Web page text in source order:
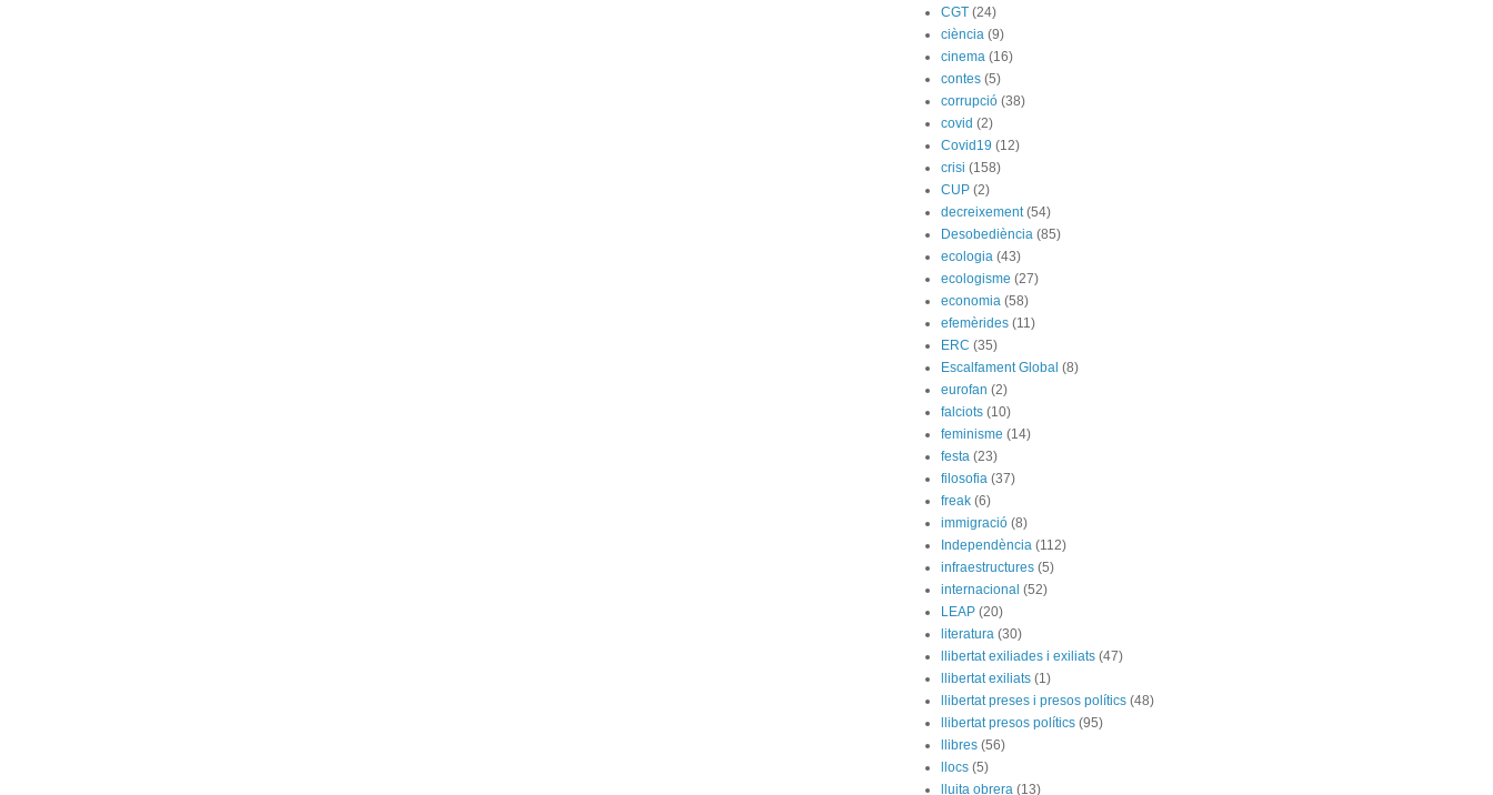
CGT (24)
ciència (9)
cinema (16)
contes (5)
corrupció (38)
covid (2)
Covid19 (12)
crisi (158)
CUP (2)
decreixement (54)
Desobediència (85)
ecologia (43)
ecologisme (27)
economia (58)
efemèrides (11)
ERC (35)
Escalfament Global (8)
eurofan (2)
falciots (10)
feminisme (14)
festa (23)
filosofia (37)
freak (6)
immigració (8)
Independència (112)
infraestructures (5)
internacional (52)
LEAP (20)
literatura (30)
llibertat exiliades i exiliats (47)
llibertat exiliats (1)
llibertat preses i presos polítics (48)
llibertat presos polítics (95)
llibres (56)
llocs (5)
lluita obrera (13)